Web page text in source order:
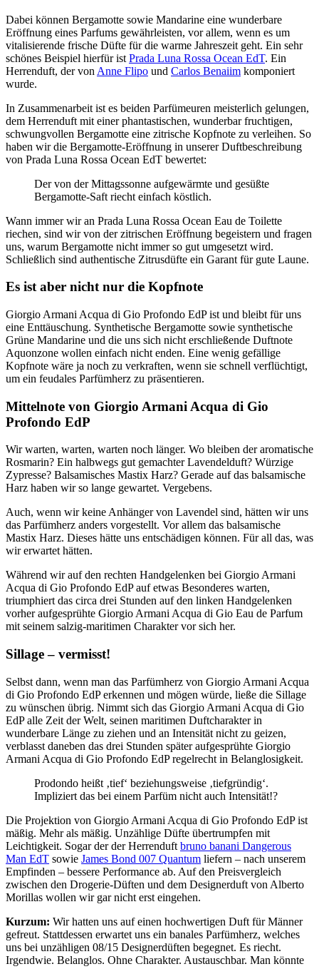
Dabei können Bergamotte sowie Mandarine eine wunderbare
Eröffnung eines Parfums gewährleisten, vor allem, wenn es um
vitalisierende frische Düfte für die warme Jahreszeit geht. Ein sehr
schönes Beispiel hierfür ist Prada Luna Rossa Ocean EdT. Ein
Herrenduft, der von Anne Flipo und Carlos Benaiim komponiert
wurde.
In Zusammenarbeit ist es beiden Parfümeuren meisterlich gelungen,
dem Herrenduft mit einer phantastischen, wunderbar fruchtigen,
schwungvollen Bergamotte eine zitrische Kopfnote zu verleihen. So
haben wir die Bergamotte-Eröffnung in unserer Duftbeschreibung
von Prada Luna Rossa Ocean EdT bewertet:
Der von der Mittagssonne aufgewärmte und gesüßte
Bergamotte-Saft riecht einfach köstlich.
Wann immer wir an Prada Luna Rossa Ocean Eau de Toilette
riechen, sind wir von der zitrischen Eröffnung begeistern und fragen
uns, warum Bergamotte nicht immer so gut umgesetzt wird.
Schließlich sind authentische Zitrusdüfte ein Garant für gute Laune.
Es ist aber nicht nur die Kopfnote
Giorgio Armani Acqua di Gio Profondo EdP ist und bleibt für uns
eine Enttäuschung. Synthetische Bergamotte sowie synthetische
Grüne Mandarine und die uns sich nicht erschließende Duftnote
Aquonzone wollen einfach nicht enden. Eine wenig gefällige
Kopfnote wäre ja noch zu verkraften, wenn sie schnell verflüchtigt,
um ein feudales Parfümherz zu präsentieren.
Mittelnote von Giorgio Armani Acqua di Gio
Profondo EdP
Wir warten, warten, warten noch länger. Wo bleiben der aromatische
Rosmarin? Ein halbwegs gut gemachter Lavendelduft? Würzige
Zypresse? Balsamisches Mastix Harz? Gerade auf das balsamische
Harz haben wir so lange gewartet. Vergebens.
Auch, wenn wir keine Anhänger von Lavendel sind, hätten wir uns
das Parfümherz anders vorgestellt. Vor allem das balsamische
Mastix Harz. Dieses hätte uns entschädigen können. Für all das, was
wir erwartet hätten.
Während wir auf den rechten Handgelenken bei Giorgio Armani
Acqua di Gio Profondo EdP auf etwas Besonderes warten,
triumphiert das circa drei Stunden auf den linken Handgelenken
vorher aufgesprühte Giorgio Armani Acqua di Gio Eau de Parfum
mit seinem salzig-maritimen Charakter vor sich her.
Sillage – vermisst!
Selbst dann, wenn man das Parfümherz von Giorgio Armani Acqua
di Gio Profondo EdP erkennen und mögen würde, ließe die Sillage
zu wünschen übrig. Nimmt sich das Giorgio Armani Acqua di Gio
EdP alle Zeit der Welt, seinen maritimen Duftcharakter in
wunderbare Länge zu ziehen und an Intensität nicht zu geizen,
verblasst daneben das drei Stunden später aufgesprühte Giorgio
Armani Acqua di Gio Profondo EdP regelrecht in Belanglosigkeit.
Prodondo heißt ‚tief‘ beziehungsweise ‚tiefgründig‘.
Impliziert das bei einem Parfüm nicht auch Intensität!?
Die Projektion von Giorgio Armani Acqua di Gio Profondo EdP ist
mäßig. Mehr als mäßig. Unzählige Düfte übertrumpfen mit
Leichtigkeit. Sogar der der Herrenduft bruno banani Dangerous
Man EdT sowie James Bond 007 Quantum liefern – nach unserem
Empfinden – bessere Performance ab. Auf den Preisvergleich
zwischen den Drogerie-Düften und dem Designerduft von Alberto
Morillas wollen wir gar nicht erst eingehen.
Kurzum: Wir hatten uns auf einen hochwertigen Duft für Männer
gefreut. Stattdessen erwartet uns ein banales Parfümherz, welches
uns bei unzähligen 08/15 Designerdüften begegnet. Es riecht.
Irgendwie. Belanglos. Ohne Charakter. Austauschbar. Man könnte